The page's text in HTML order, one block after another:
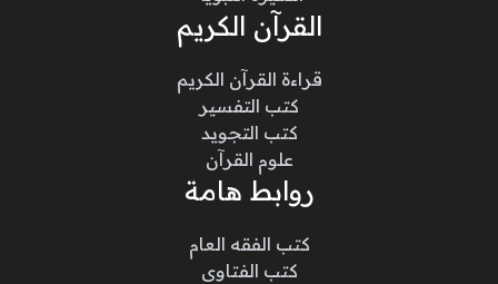
القرآن الكريم
قراءة القرآن الكريم
كتب التفسير
كتب التجويد
علوم القرآن
روابط هامة
كتب الفقه العام
كتب الفتاوى